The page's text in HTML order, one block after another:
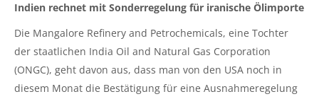
Indien rechnet mit Sonderregelung für iranische Ölimporte
Die Mangalore Refinery and Petrochemicals, eine Tochter
der staatlichen India Oil and Natural Gas Corporation
(ONGC), geht davon aus, dass man von den USA noch in
diesem Monat die Bestätigung für eine Ausnahmeregelung